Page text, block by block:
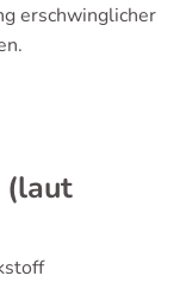
erschwinglicher
(laut